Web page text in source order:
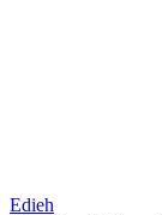
Edieh